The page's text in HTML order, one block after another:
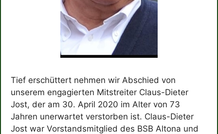
Tief erschüttert nehmen wir Abschied von
unserem engagierten Mitstreiter Claus-Dieter
Jost, der am 30. April 2020 im Alter von 73
Jahren unerwartet verstorben ist. Claus-Dieter
Jost war Vorstandsmitglied des BSB Altona und